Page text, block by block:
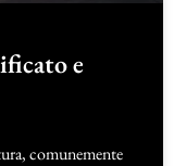
e
comunemente